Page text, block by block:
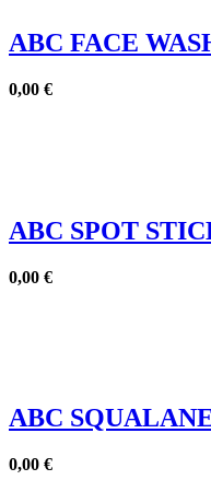
ABC FACE
0,00 €
ABC SPOT
0,00 €
ABC
0,00 €